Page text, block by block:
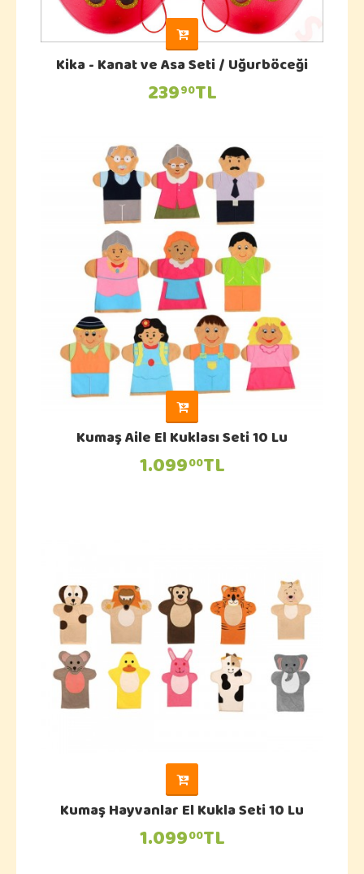
Kika - Kanat ve Asa Seti / Uğurböceği
23990TL
Kumaş Aile El Kuklası Seti 10 Lu
1.09900TL
Kumaş Hayvanlar El Kukla Seti 10 Lu
1.09900TL